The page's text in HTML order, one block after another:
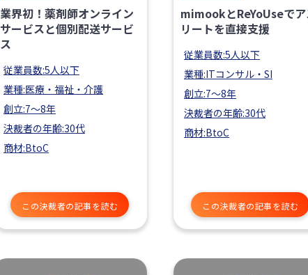
業界初！薬剤師オンライン
サービスと個別配送サービ
ス
従業員数:5人以下
業種:医療・福祉・介護
創立:7〜8年
決裁者の年齢:30代
商材:BtoC
この決裁者の記事を読む
mimookとReYoUseでア
リートを直接支援
従業員数:5人以下
業種:ITコンサル・SI
創立:7〜8年
決裁者の年齢:30代
商材:BtoC
この決裁者の記事を読む